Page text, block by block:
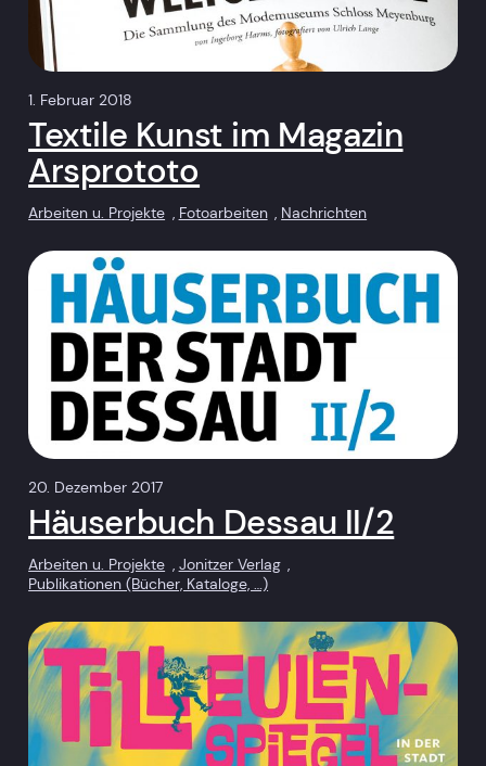
1. Februar 2018
Textile Kunst im Magazin
Arsprototo
Arbeiten u. Projekte , Fotoarbeiten , Nachrichten
20. Dezember 2017
Häuserbuch Dessau II/2
Arbeiten u. Projekte , Jonitzer Verlag ,
Publikationen (Bücher, Kataloge, …)